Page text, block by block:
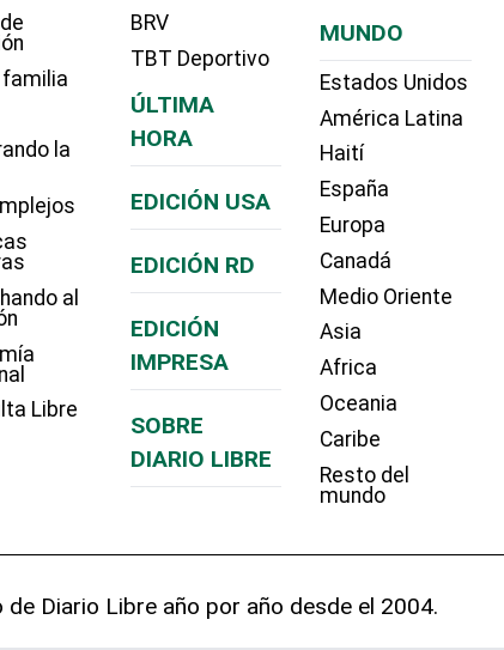
familia
la
al
Libre
BRV
TBT Deportivo
ÚLTIMA
HORA
EDICIÓN USA
EDICIÓN RD
EDICIÓN
IMPRESA
SOBRE
DIARIO LIBRE
MUNDO
Estados Unidos
América Latina
Haití
España
Europa
Canadá
Medio Oriente
Asia
Africa
Oceania
Caribe
Resto del
mundo
Diario Libre año por año desde el 2004.